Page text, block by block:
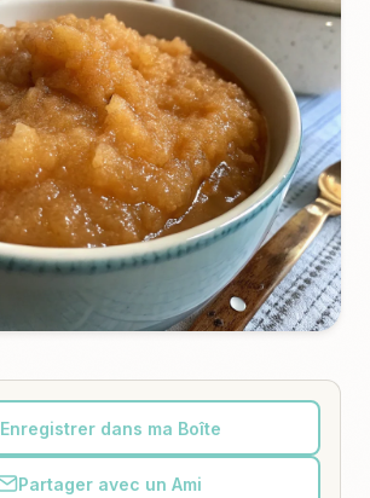
Enregistrer dans ma Boîte
Partager avec un Ami